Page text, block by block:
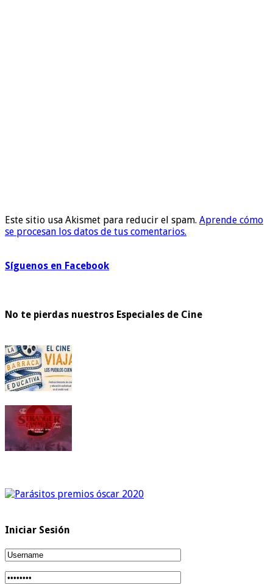
Este sitio usa Akismet para reducir el spam. Aprende cómo
se procesan los datos de tus comentarios.
Síguenos en Facebook
No te pierdas nuestros Especiales de Cine
Iniciar Sesión